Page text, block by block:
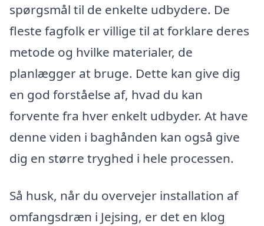
spørgsmål til de enkelte udbydere. De
fleste fagfolk er villige til at forklare deres
metode og hvilke materialer, de
planlægger at bruge. Dette kan give dig
en god forståelse af, hvad du kan
forvente fra hver enkelt udbyder. At have
denne viden i baghånden kan også give
dig en større tryghed i hele processen.
Så husk, når du overvejer installation af
omfangsdræn i Jejsing, er det en klog